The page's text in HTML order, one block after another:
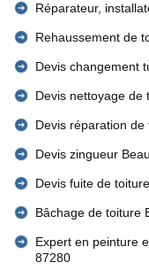
Réparateur,
Rehaussement de
Devis changement
Devis nettoyage de
Devis réparation
Devis zingueur
Devis fuite de
Bâchage de toiture
Expert en peinture
87280